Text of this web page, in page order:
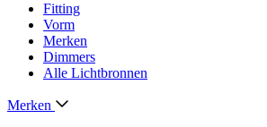
Fitting
Vorm
Merken
Dimmers
Alle Lichtbronnen
Merken